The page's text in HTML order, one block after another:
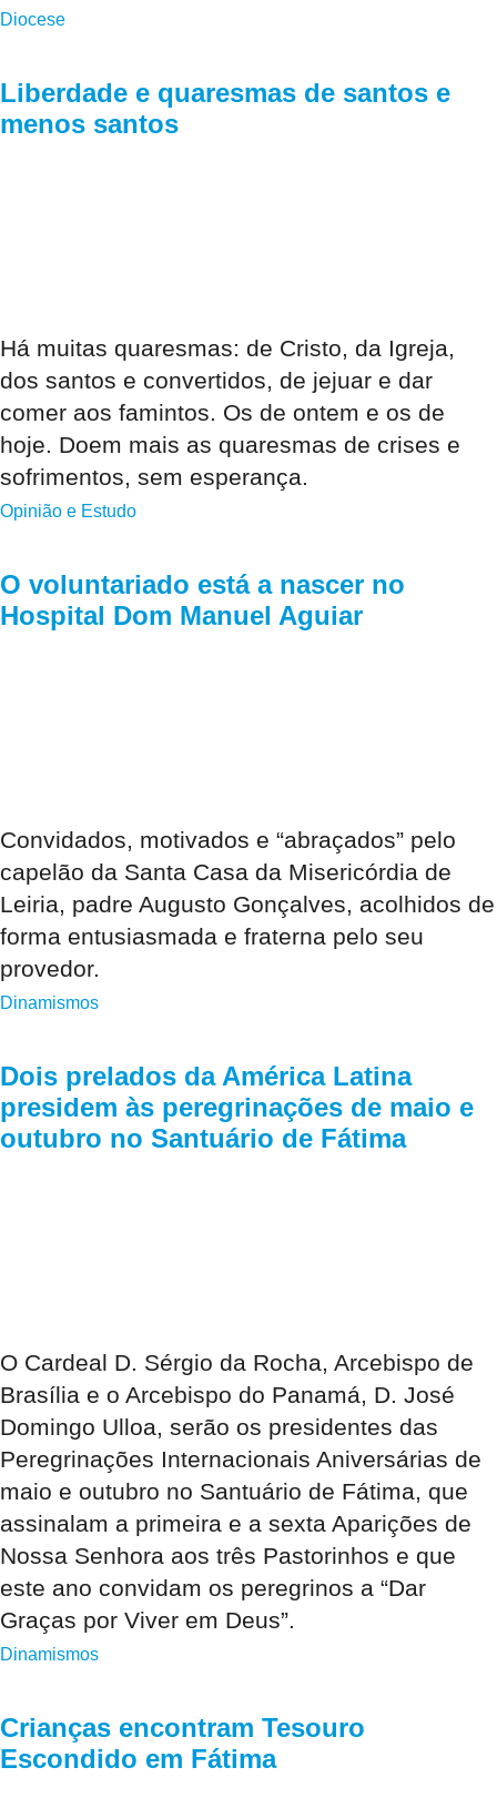
Diocese
Liberdade e quaresmas de santos e
menos santos
Há muitas quaresmas: de Cristo, da Igreja,
dos santos e convertidos, de jejuar e dar
comer aos famintos. Os de ontem e os de
hoje. Doem mais as quaresmas de crises e
sofrimentos, sem esperança.
Opinião e Estudo
O voluntariado está a nascer no
Hospital Dom Manuel Aguiar
Convidados, motivados e “abraçados” pelo
capelão da Santa Casa da Misericórdia de
Leiria, padre Augusto Gonçalves, acolhidos de
forma entusiasmada e fraterna pelo seu
provedor.
Dinamismos
Dois prelados da América Latina
presidem às peregrinações de maio e
outubro no Santuário de Fátima
O Cardeal D. Sérgio da Rocha, Arcebispo de
Brasília e o Arcebispo do Panamá, D. José
Domingo Ulloa, serão os presidentes das
Peregrinações Internacionais Aniversárias de
maio e outubro no Santuário de Fátima, que
assinalam a primeira e a sexta Aparições de
Nossa Senhora aos três Pastorinhos e que
este ano convidam os peregrinos a “Dar
Graças por Viver em Deus”.
Dinamismos
Crianças encontram Tesouro
Escondido em Fátima